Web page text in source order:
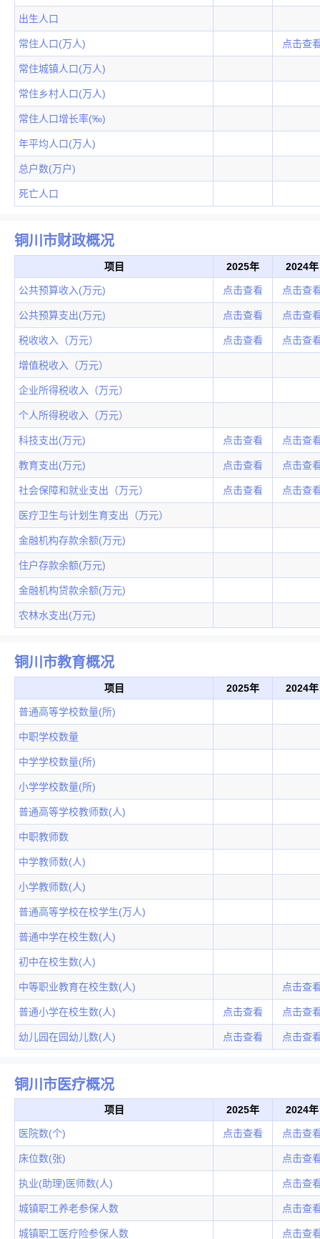
出生人口
常住人口(万人) 点击查
常住城镇人口(万人)
常住乡村人口(万人)
常住人口增长率(‰)
年平均人口(万人)
总户数(万户)
死亡人口
铜川市财政概况
项目 2025年 2024年
公共预算收入(万元) 点击查看 点击查
公共预算支出(万元) 点击查看 点击查
税收收入（万元） 点击查看 点击查
增值税收入（万元）
企业所得税收入（万元）
个人所得税收入（万元）
科技支出(万元) 点击查看 点击查
教育支出(万元) 点击查看 点击查
社会保障和就业支出（万元） 点击查看 点击查
医疗卫生与计划生育支出（万元）
金融机构存款余额(万元)
住户存款余额(万元)
金融机构贷款余额(万元)
农林水支出(万元)
铜川市教育概况
项目 2025年 2024年
普通高等学校数量(所)
中职学校数量
中学学校数量(所)
小学学校数量(所)
普通高等学校教师数(人)
中职教师数
中学教师数(人)
小学教师数(人)
普通高等学校在校学生(万人)
普通中学在校生数(人)
初中在校生数(人)
中等职业教育在校生数(人) 点击查
普通小学在校生数(人) 点击查看 点击查
幼儿园在园幼儿数(人) 点击查看 点击查
铜川市医疗概况
项目 2025年 2024年
医院数(个) 点击查看 点击查
床位数(张) 点击查
执业(助理)医师数(人) 点击查
城镇职工养老参保人数 点击查
城镇职工医疗险参保人数 点击查